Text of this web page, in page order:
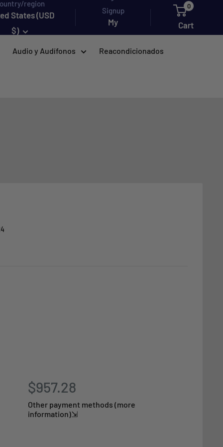
region
States (USD
$)
Signup
My
account
0
Cart
Audio y Audífonos Reacondicionados
$957.28
Other payment methods (more
information)⇲